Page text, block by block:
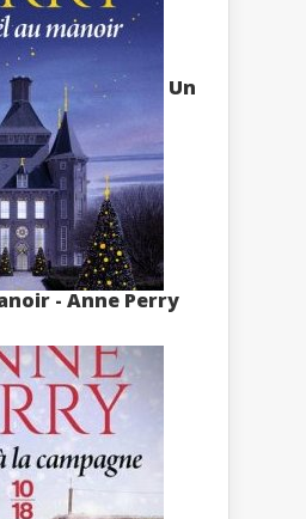
Un
- Anne Perry